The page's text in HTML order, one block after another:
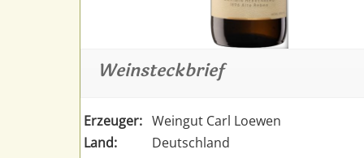
Weinsteckbrief
Erzeuger: Weingut Carl Loewen
Land:
Deutschland